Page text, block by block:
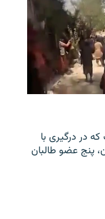
در درگیری با
پنج عضو طالبان